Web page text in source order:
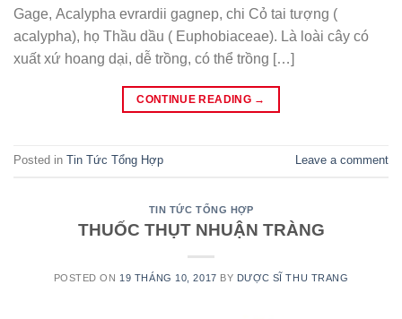
Gage, Acalypha evrardii gagnep, chi Cỏ tai tượng (
acalypha), họ Thầu dầu ( Euphobiaceae). Là loài cây có
xuất xứ hoang dại, dễ trồng, có thể trồng […]
CONTINUE READING →
Posted in Tin Tức Tổng Hợp Leave a comment
TIN TỨC TỔNG HỢP
THUỐC THỤT NHUẬN TRÀNG
POSTED ON 19 THÁNG 10, 2017 BY DƯỢC SĨ THU TRANG